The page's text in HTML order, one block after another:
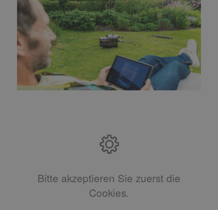
Bitte akzeptieren Sie zuerst die
Cookies.